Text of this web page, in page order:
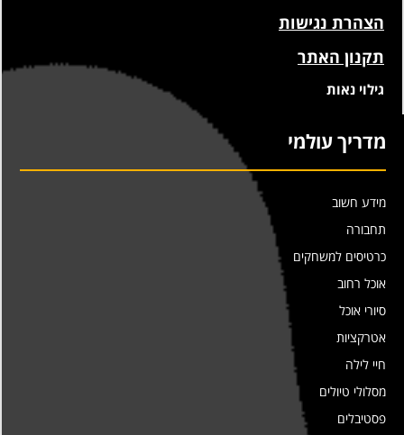
הצהרת נגישות
תקנון האתר
גילוי נאות
מדריך עולמי
מידע חשוב
תחבורה
כרטיסים למשחקים
אוכל רחוב
סיורי אוכל
אטרקציות
חיי לילה
מסלולי טיולים
פסטיבלים